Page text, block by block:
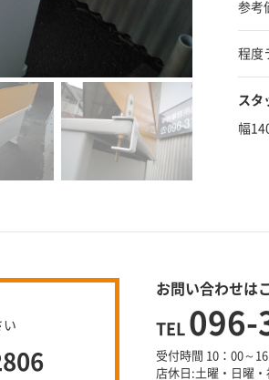
参考
程度
スタ
幅
い
お問い合わせは
TEL 096-
受付時間 10：00～
店休日:土曜・日曜・